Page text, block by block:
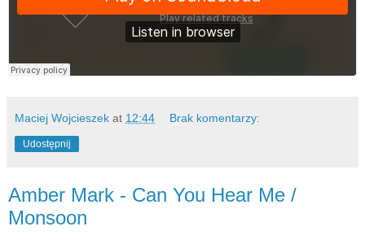
Maciej Wojcieszek at 12:44 Brak komentarzy:
Udostępnij
Amber Mark - Can You Hear Me /
Monsoon